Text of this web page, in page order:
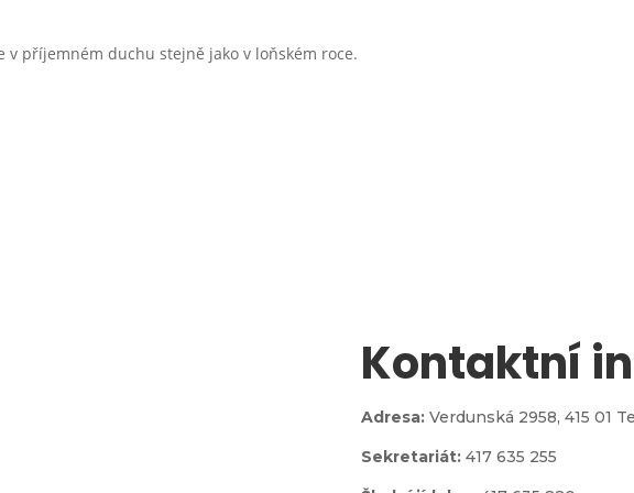
v příjemném duchu stejně jako v loňském roce.
Kontaktní
Adresa: Verdunská 2958,415 01
Sekretariát: 417 635 255